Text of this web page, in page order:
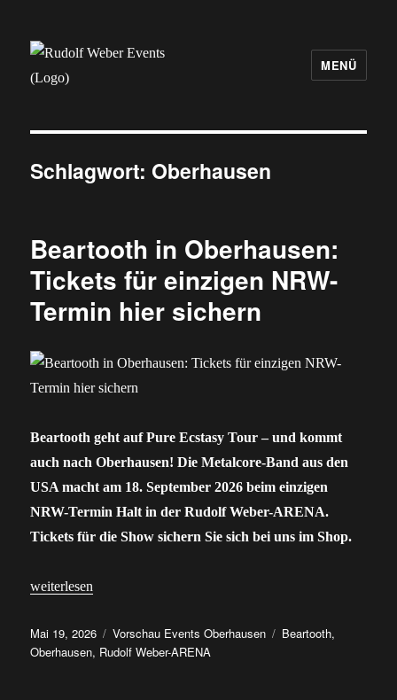
MENÜ
Schlagwort: Oberhausen
Beartooth in Oberhausen:
Tickets für einzigen NRW-
Termin hier sichern
Beartooth geht auf Pure Ecstasy Tour – und kommt
auch nach Oberhausen! Die Metalcore-Band aus den
USA macht am 18. September 2026 beim einzigen
NRW-Termin Halt in der Rudolf Weber-ARENA.
Tickets für die Show sichern Sie sich bei uns im Shop.
„Beartooth in Oberhausen: Tickets für einzigen NRW-Termin
weiterlesen
Veröffentlicht
am
Mai 19, 2026 Kategorien
Vorschau Events Oberhausen Schlagwörter
Beartooth,
Oberhausen, Rudolf Weber-ARENA